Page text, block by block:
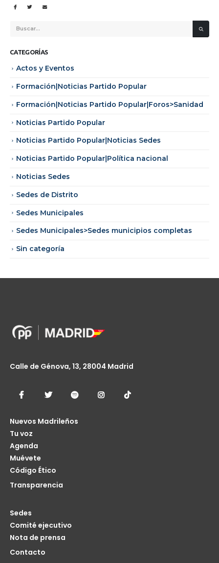
CATEGORÍAS
Actos y Eventos
Formación|Noticias Partido Popular
Formación|Noticias Partido Popular|Foros>Sanidad
Noticias Partido Popular
Noticias Partido Popular|Noticias Sedes
Noticias Partido Popular|Política nacional
Noticias Sedes
Sedes de Distrito
Sedes Municipales
Sedes Municipales>Sedes municipios completas
Sin categoría
Calle de Génova, 13, 28004 Madrid
Nuevos Madrileños
Tu voz
Agenda
Muévete
Código Ético
Transparencia
Sedes
Comité ejecutivo
Nota de prensa
Contacto